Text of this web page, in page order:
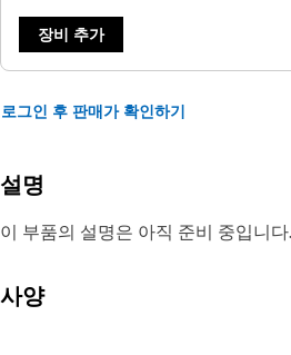
장비 추가
로그인 후 판매가 확인하기
설명
이 부품의 설명은 아직 준비 중입니다.
사양